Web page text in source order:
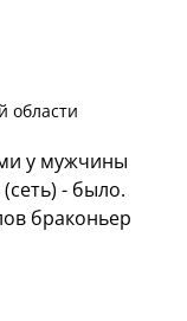
области
у мужчины
- было.
браконьер